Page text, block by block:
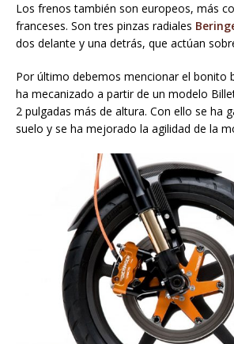
Los frenos también son europeos, más
franceses. Son tres pinzas radiales
dos delante y una detrás, que actúan
Por último debemos mencionar el bonito
ha mecanizado a partir de un modelo
2 pulgadas más de altura. Con ello se ha
suelo y se ha mejorado la agilidad de la